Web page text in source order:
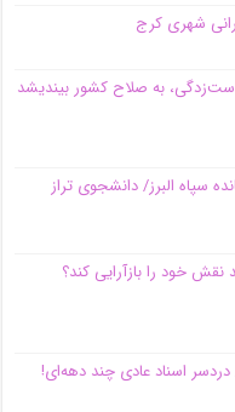
به صلاح کشور بیندیشد
سپاه البرز/ دانشجوی تراز
نقش خود را بازآرایی کند؟
اسناد عادی چند‌ دهه‌ای!